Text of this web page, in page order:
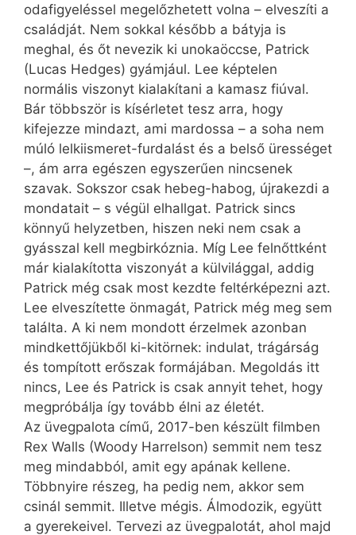
odafigyeléssel megelőzhetett volna – elveszíti a
családját. Nem sokkal később a bátyja is
meghal, és őt nevezik ki unokaöccse, Patrick
(Lucas Hedges) gyámjául. Lee képtelen
normális viszonyt kialakítani a kamasz fiúval.
Bár többször is kísérletet tesz arra, hogy
kifejezze mindazt, ami mardossa – a soha nem
múló lelkiismeret-furdalást és a belső ürességet
–, ám arra egészen egyszerűen nincsenek
szavak. Sokszor csak hebeg-habog, újrakezdi a
mondatait – s végül elhallgat. Patrick sincs
könnyű helyzetben, hiszen neki nem csak a
gyásszal kell megbirkóznia. Míg Lee felnőttként
már kialakította viszonyát a külvilággal, addig
Pat­rick még csak most kezdte feltérképezni azt.
Lee elveszítette önmagát, Patrick még meg sem
találta. A ki nem mondott érzelmek azonban
mind­kettőjükből ki-kitörnek: indulat, trágárság
és tompított erőszak formájában. Megoldás itt
nincs, Lee és Patrick is csak annyit tehet, hogy
megpróbálja így tovább élni az életét.
Az üvegpalota című, 2017-ben készült filmben
Rex Walls (Woody Harrelson) semmit nem tesz
meg mindabból, amit egy apának kellene.
Többnyire részeg, ha pedig nem, akkor sem
csinál semmit. Illetve mégis. Álmodozik, együtt
a gyerekeivel. Tervezi az üvegpalotát, ahol majd